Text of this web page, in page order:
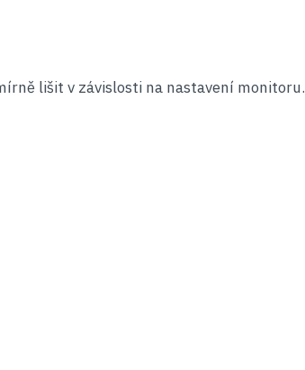
lišit v závislosti na nastavení monitoru.